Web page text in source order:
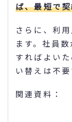
ば、最短で
さらに、利
ます。社員
すればよい
い替えは不要
関連資料：